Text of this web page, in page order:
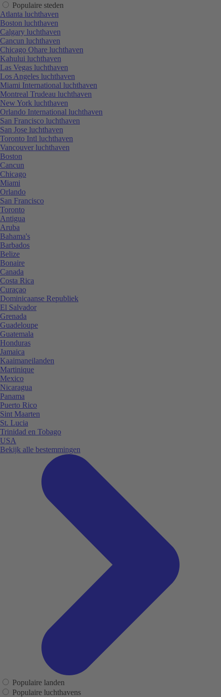
Populaire steden
Atlanta luchthaven
Boston luchthaven
Calgary luchthaven
Cancun luchthaven
Chicago Ohare luchthaven
Kahului luchthaven
Las Vegas luchthaven
Los Angeles luchthaven
Miami International luchthaven
Montreal Trudeau luchthaven
New York luchthaven
Orlando International luchthaven
San Francisco luchthaven
San Jose luchthaven
Toronto Intl luchthaven
Vancouver luchthaven
Boston
Cancun
Chicago
Miami
Orlando
San Francisco
Toronto
Antigua
Aruba
Bahama's
Barbados
Belize
Bonaire
Canada
Costa Rica
Curaçao
Dominicaanse Republiek
El Salvador
Grenada
Guadeloupe
Guatemala
Honduras
Jamaica
Kaaimaneilanden
Martinique
Mexico
Nicaragua
Panama
Puerto Rico
Sint Maarten
St. Lucia
Trinidad en Tobago
USA
Bekijk alle bestemmingen
Populaire landen
Populaire luchthavens